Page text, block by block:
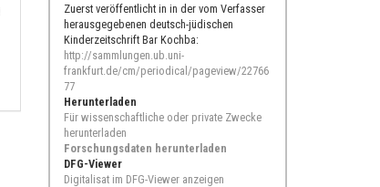
Zuerst veröffentlicht in in der vom Verfasser
herausgegebenen deutsch-jüdischen
Kinderzeitschrift Bar Kochba:
http://sammlungen.ub.uni-
frankfurt.de/cm/periodical/pageview/22766
77
Herunterladen
Für wissenschaftliche oder private Zwecke
herunterladen
Forschungsdaten herunterladen
DFG-Viewer
Digitalisat im DFG-Viewer anzeigen